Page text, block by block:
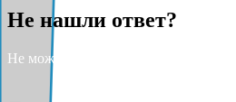
Не нашли ответ?
Не можете найти ответ на свой